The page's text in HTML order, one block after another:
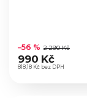
hodnocení
produktu
je
818,18 Kč bez DPH
–56 % 2 290 Kč
990 Kč